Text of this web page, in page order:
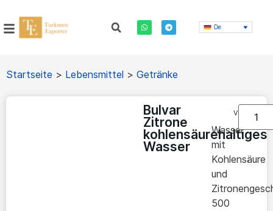
De
Startseite > Lebensmittel > Getränke
Bulvar
Zitrone
kohlensäurehaltiges
Wasser
Wasser
mit
Kohlensäure
und
500
Vorrätig